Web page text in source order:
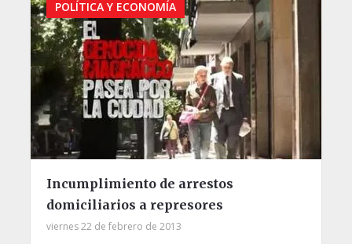
POLÍTICA Y ECONOMÍA
Incumplimiento de arrestos
domiciliarios a represores
viernes 22 de febrero de 2013